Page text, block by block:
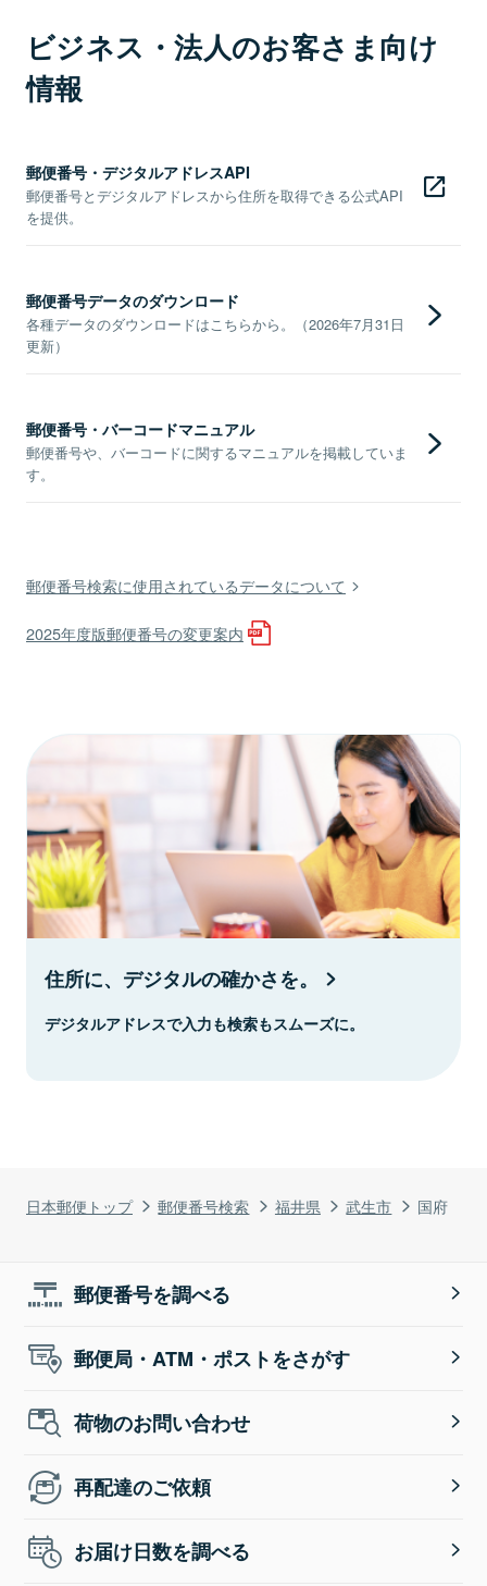
日本郵便トップ 郵便番号検索 福井県 武生市 国府
ビジネス・法人のお客さま向け
情報
郵便番号・デジタルアドレスAPI
郵便番号とデジタルアドレスから住所を取得できる公式API
を提供。
郵便番号データのダウンロード
各種データのダウンロードはこちらから。（2026年7月31日
更新）
郵便番号・バーコードマニュアル
郵便番号や、バーコードに関するマニュアルを掲載していま
す。
郵便番号検索に使用されているデータについて
2025年度版郵便番号の変更案内
住所に、デジタルの確かさを。
デジタルアドレスで入力も検索もスムーズに。
郵便番号を調べる
郵便局・ATM・ポストをさがす
荷物のお問い合わせ
再配達のご依頼
お届け日数を調べる